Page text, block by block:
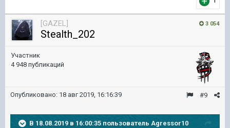
3 054
[GAZEL]
Stealth_202
Участник
4 948 публикаций
#9
Опубликовано: 18 авг 2019, 16:16:39
В 18.08.2019 в 16:00:35 пользователь Agressor10